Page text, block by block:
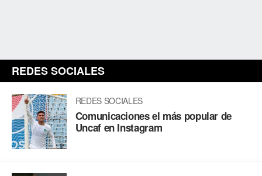
REDES SOCIALES
REDES SOCIALES
Comunicaciones el más popular de
Uncaf en Instagram